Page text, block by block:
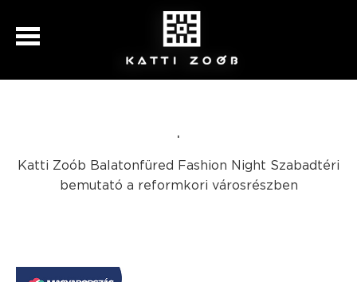
.
Katti Zoób Balatonfüred Fashion Night Szabadtéri
bemutató a reformkori városrészben